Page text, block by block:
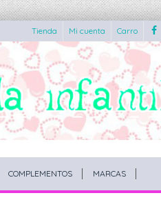
Tienda Mi cuenta Carro
COMPLEMENTOS MARCAS